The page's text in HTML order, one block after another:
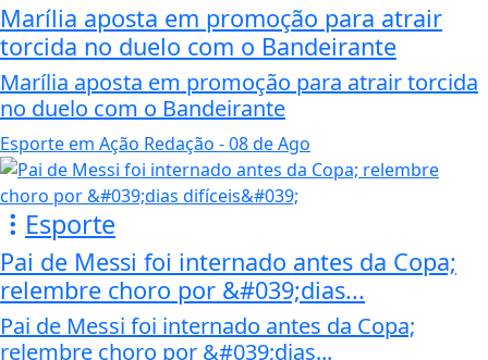
Marília aposta em promoção para atrair
torcida no duelo com o Bandeirante
Marília aposta em promoção para atrair torcida
no duelo com o Bandeirante
Esporte em Ação Redação - 08 de Ago
Esporte
Pai de Messi foi internado antes da Copa;
relembre choro por &#039;dias...
Pai de Messi foi internado antes da Copa;
relembre choro por &#039;dias...